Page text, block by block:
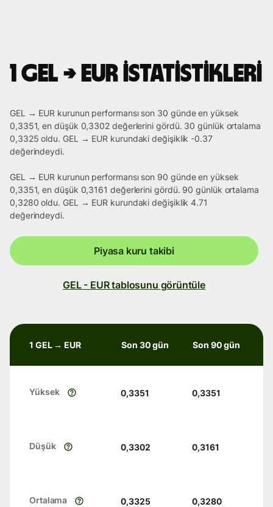
1 GEL → EUR istatistikleri
GEL → EUR kurunun performansı son 30 günde en yüksek
0,3351, en düşük 0,3302 değerlerini gördü. 30 günlük ortalama
0,3325 oldu. GEL → EUR kurundaki değişiklik -0.37
değerindeydi.
GEL → EUR kurunun performansı son 90 günde en yüksek
0,3351, en düşük 0,3161 değerlerini gördü. 90 günlük ortalama
0,3280 oldu. GEL → EUR kurundaki değişiklik 4.71
değerindeydi.
Piyasa kuru takibi
GEL - EUR tablosunu görüntüle
1 GEL → EUR Son 30 gün Son 90 gün
Yüksek 0,3351 0,3351
Düşük 0,3302 0,3161
Ortalama 0,3325 0,3280